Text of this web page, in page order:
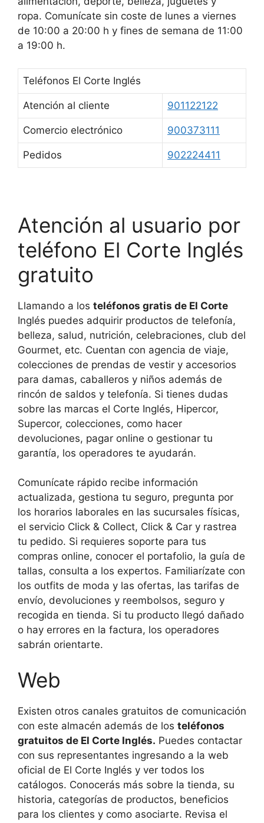
ropa. Comunícate sin coste de lunes a viernes
de 10:00 a 20:00 h y fines de semana de 11:00
a 19:00 h.
Teléfonos El Corte Inglés
Atención al cliente 901122122
Comercio electrónico 900373111
Pedidos 902224411
Atención al usuario por
teléfono El Corte Inglés
gratuito
Llamando a los teléfonos gratis de El Corte
Inglés puedes adquirir productos de telefonía,
belleza, salud, nutrición, celebraciones, club del
Gourmet, etc. Cuentan con agencia de viaje,
colecciones de prendas de vestir y accesorios
para damas, caballeros y niños además de
rincón de saldos y telefonía. Si tienes dudas
sobre las marcas el Corte Inglés, Hipercor,
Supercor, colecciones, como hacer
devoluciones, pagar online o gestionar tu
garantía, los operadores te ayudarán.
Comunícate rápido recibe información
actualizada, gestiona tu seguro, pregunta por
los horarios laborales en las sucursales físicas,
el servicio Click & Collect, Click & Car y rastrea
tu pedido. Si requieres soporte para tus
compras online, conocer el portafolio, la guía de
tallas, consulta a los expertos. Familiarízate con
los outfits de moda y las ofertas, las tarifas de
envío, devoluciones y reembolsos, seguro y
recogida en tienda. Si tu producto llegó dañado
o hay errores en la factura, los operadores
sabrán orientarte.
Web
Existen otros canales gratuitos de comunicación
con este almacén además de los teléfonos
gratuitos de El Corte Inglés. Puedes contactar
con sus representantes ingresando a la web
oficial de El Corte Inglés y ver todos los
catálogos. Conocerás más sobre la tienda, su
historia, categorías de productos, beneficios
para los clientes y como asociarte. Revisa el